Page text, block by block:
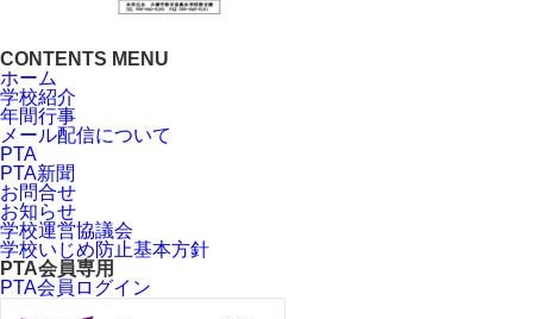
CONTENTS MENU
ホーム
学校紹介
年間行事
メール配信について
PTA
PTA新聞
お問合せ
お知らせ
学校運営協議会
学校いじめ防止基本方針
PTA会員専用
PTA会員ログイン